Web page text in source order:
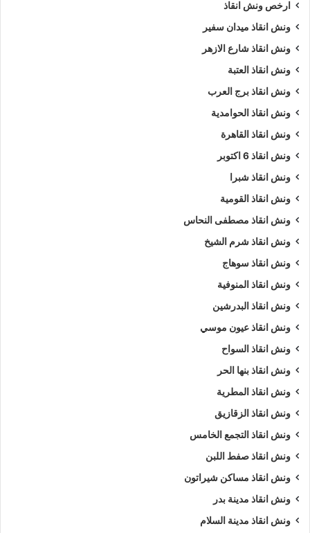
ارخص ونش انقاذ
ونش انقاذ ميدان سفير
ونش انقاذ شارع الازهر
ونش انقاذ العتبة
ونش انقاذ برج العرب
ونش انقاذ الحوامدية
ونش انقاذ القاهرة
ونش انقاذ 6 اكتوبر
ونش انقاذ شبرا
ونش انقاذ القومية
ونش انقاذ مصطفى النحاس
ونش انقاذ شرم الشيخ
ونش انقاذ سوهاج
ونش انقاذ المنوفية
ونش انقاذ البدرشين
ونش انقاذ عيون موسي
ونش انقاذ السواح
ونش انقاذ بنها الحر
ونش انقاذ المطرية
ونش انقاذ الزقازيق
ونش انقاذ التجمع الخامس
ونش انقاذ صفط اللبن
ونش انقاذ مساكن شيراتون
ونش انقاذ مدينة بدر
ونش انقاذ مدينة السلام